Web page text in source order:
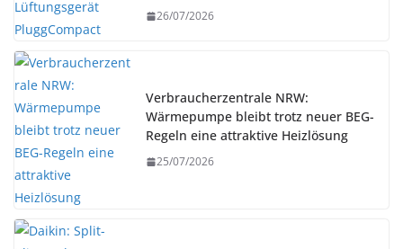
26/07/2026
Verbraucherzentrale NRW:
Wärmepumpe bleibt trotz neuer BEG-
Regeln eine attraktive Heizlösung
25/07/2026